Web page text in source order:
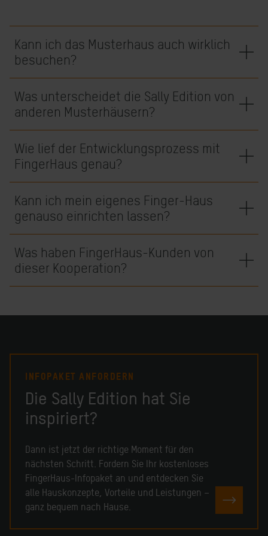
Kann ich das Musterhaus auch wirklich
besuchen?
Was unterscheidet die Sally Edition von
anderen Musterhäusern?
Wie lief der Entwicklungsprozess mit
FingerHaus genau?
Kann ich mein eigenes Finger-Haus
genauso einrichten lassen?
Was haben FingerHaus-Kunden von
dieser Kooperation?
Die Sally Edition hat Sie
inspiriert?
INFOPAKET ANFORDERN
Dann ist jetzt der richtige Moment für den
nächsten Schritt. Fordern Sie Ihr kostenloses
FingerHaus-Infopaket an und entdecken Sie
alle Hauskonzepte, Vorteile und Leistungen –
ganz bequem nach Hause.